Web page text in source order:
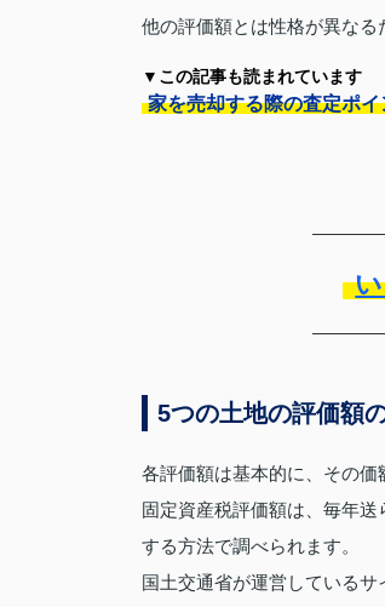
他の評価額とは性格が異なる
▼この記事も読まれています
家を売却する際の査定ポ
5つの土地の評価額
各評価額は基本的に、その価
固定資産税評価額は、毎年
する方法で調べられます。
国土交通省が運営しているサ